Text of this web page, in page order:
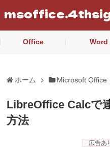
Office Word
ホーム Microsoft Office
LibreOffice Calcで
方法
広告あ